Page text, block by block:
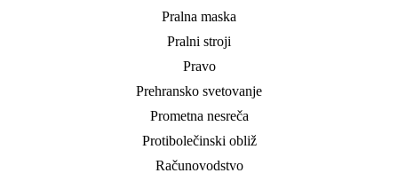
Pralna maska
Pralni stroji
Pravo
Prehransko svetovanje
Prometna nesreča
Protibolečinski obliž
Računovodstvo